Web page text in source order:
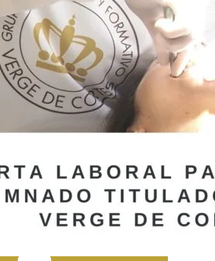
en Situación de